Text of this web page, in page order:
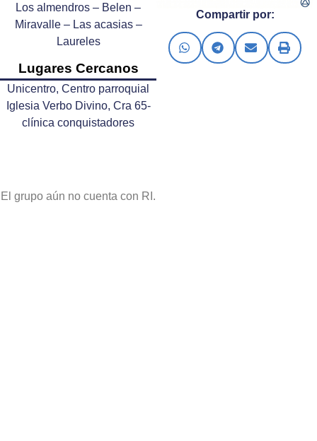
Los almendros – Belen –
Miravalle – Las acasias –
Laureles
Lugares Cercanos
Unicentro, Centro parroquial
Iglesia Verbo Divino, Cra 65-
clínica conquistadores
El grupo aún no cuenta con RI.
Compartir por: